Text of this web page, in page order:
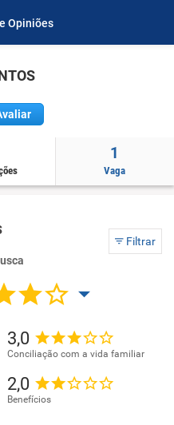
Opiniões
1
Vaga
Filtrar
3,0
Conciliação com a vida familiar
2,0
Benefícios